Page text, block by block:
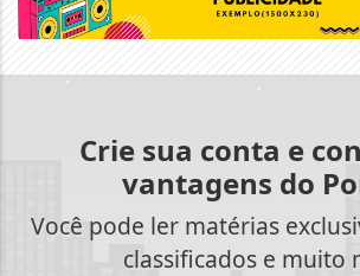
Crie sua conta e
vantagens do
Você pode ler matérias
classificados e muito